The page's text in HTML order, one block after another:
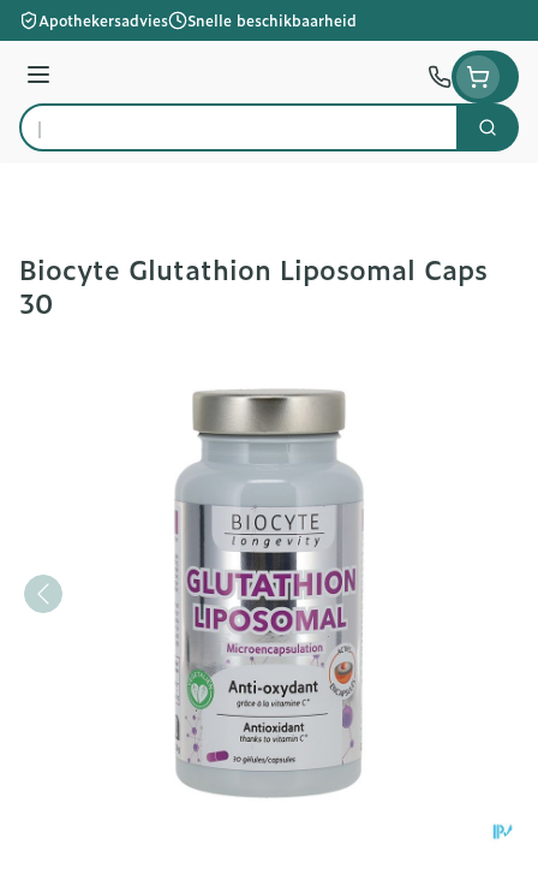
Ga naar de inhoud
Apothekersadvies Snelle beschikbaarheid
Menu
Product, merk, categorie...
Zoek
Biocyte Glutathion Liposomal Caps
30